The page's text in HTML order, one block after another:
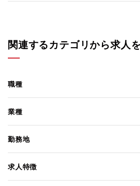
関連するカテゴリから求人
職種
業種
勤務地
求人特徴